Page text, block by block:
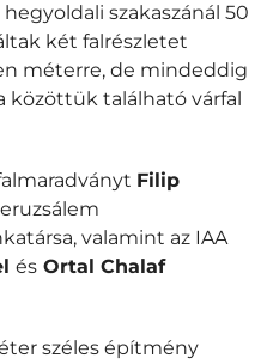
szakaszánál 50
két falrészletet
méterre, de mindeddig
közöttük található várfal
Filip
valamint az IAA
és Ortal Chalaf
széles építmény